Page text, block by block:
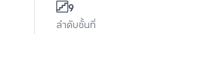
9
ลำดับชั้นที่